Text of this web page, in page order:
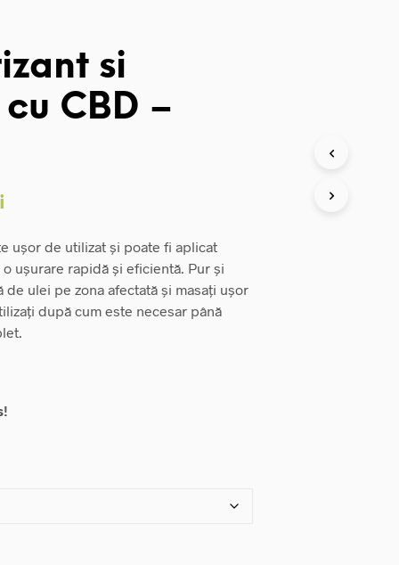
si
CBD –
prețuri:
45,00 lei
până
ușor de utilizat și poate fi aplicat
ușurare rapidă și eficientă. Pur și
ulei pe zona afectată și masați ușor
după cum este necesar până